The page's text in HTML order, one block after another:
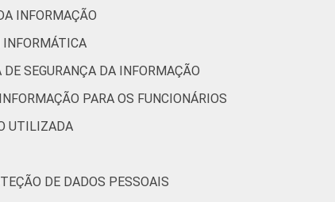
INFORMAÇÃO
INFORMÁTICA
SEGURANÇA DA INFORMAÇÃO
PARA OS FUNCIONÁRIOS
UTILIZADA
DE DADOS PESSOAIS